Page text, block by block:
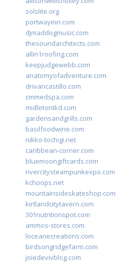
solslite.org
portwayinn.com
djmaddogmusic.com
thesoundarchitects.com
allin1roofing.com
keepjudgewebb.com
anatomyofadventure.com
drivancastillo.com
cmmedspa.com
midletontkd.com
gardensandgrills.com
basilfoodwine.com
nikko-tochigi.net
caribbean-corner.com
bluemoongiftcards.com
rivercitysteampunkexpo.com
kchoops.net
mountainsideskateshop.com
kirtlandcitytavern.com
301nutritionspot.com
ammos-stores.com
loceanecreations.com
birdsongridgefarm.com
joiedevivblog.com